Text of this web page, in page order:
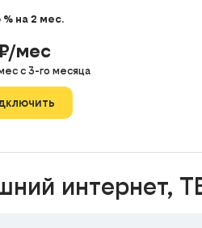
% на2 мес.
₽/мес
с3-го месяца
интернет,